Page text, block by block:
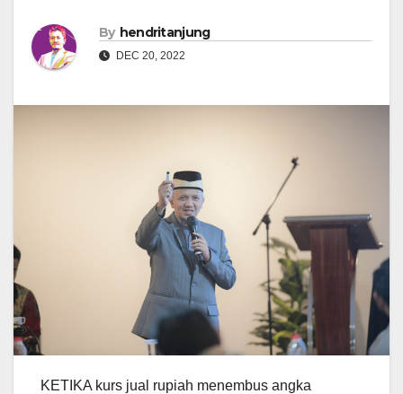
By hendritanjung
DEC 20, 2022
KETIKA kurs jual rupiah menembus angka